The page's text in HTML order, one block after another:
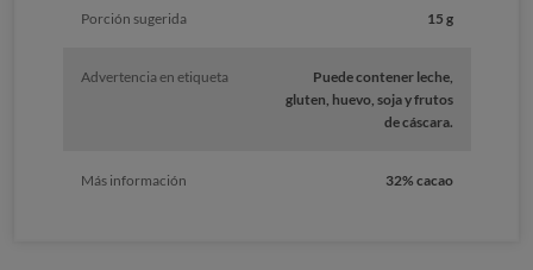
Porción sugerida 15 g
Advertencia en etiqueta
Puede contener leche,
gluten, huevo, soja y frutos
de cáscara.
Más información 32% cacao